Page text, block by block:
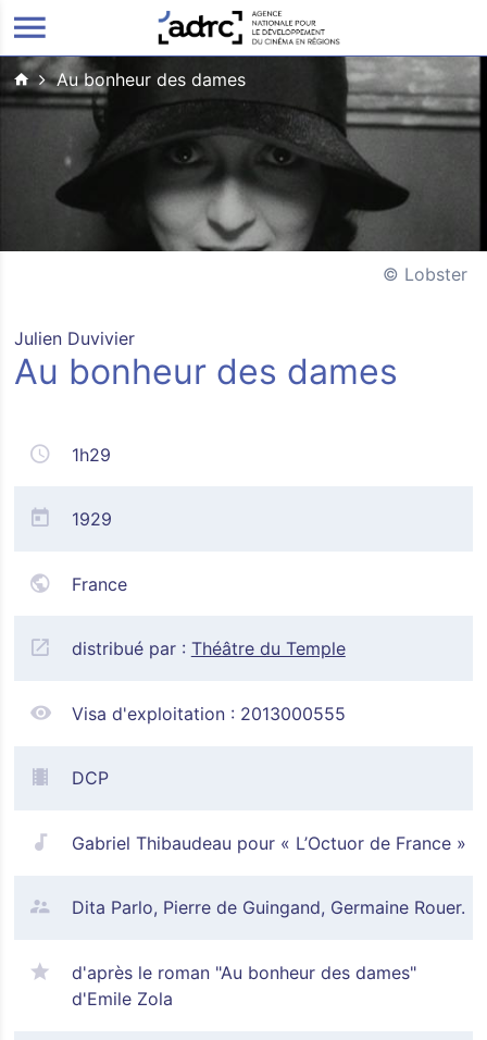
ALLER AU CONTENU PRINCIPAL
Au bonheur des dames
Lobster
Julien Duvivier
Au bonheur des dames
1h29
1929
France
distribué par : Théâtre du Temple
Visa d'exploitation : 2013000555
DCP
Gabriel Thibaudeau pour « L’Octuor de France »
Dita Parlo, Pierre de Guingand, Germaine Rouer.
d'après le roman "Au bonheur des dames"
d'Emile Zola